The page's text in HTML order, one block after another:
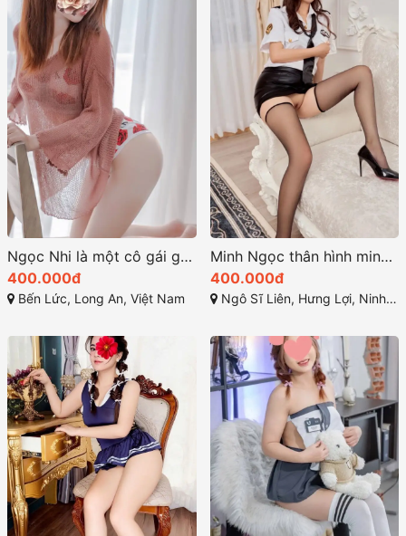
Ngọc Nhi là một cô gái gọi bến lức xinh đẹp và thu hút
400.000đ
Bến Lức, Long An, Việt Nam
Minh Ngọc thân hình minh dây và quyến rũ
400.000đ
Ngô Sĩ Liên, Hưng Lợi, Ninh Kiều, Cần Thơ